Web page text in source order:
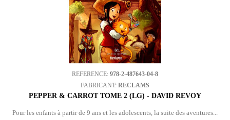
REFERENCE: 978-2-487643-04-8
FABRICANT: RECLAMS
PEPPER & CARROT TOME 2 (LG) - DAVID REVOY
Pour les enfants à partir de 9 ans et les adolescents, la suite des aventures...